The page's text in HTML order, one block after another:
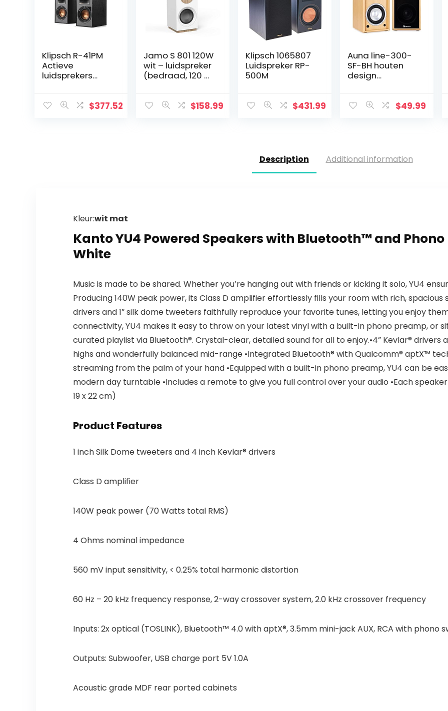
Klipsch R-41PM
Actieve
luidsprekers
$377.52
Jamo S 801 120W
wit – luidspreker
(bedraad, 120 W,
$158.99
Klipsch 1065807
Luidspreker RP-
500M
$431.99
Auna line-300-
SF-BH houten
design
home cinema
$49.99
Description Additional information
Kleur:wit mat
Kanto YU4 Powered Speakers with Bluetooth™ and
White
Music is made to be shared. Whether you’re hanging out with friends or kicking it solo, YU4
Producing 140W peak power, its Class D amplifier effortlessly fills your room with rich, spacious
drivers and 1” silk dome tweeters faithfully reproduce your favorite tunes, letting you enjoy
connectivity, YU4 makes it easy to throw on your latest vinyl with a built-in phono preamp, or
curated playlist via Bluetooth®. Crystal-clear, detailed sound for all to enjoy.•4” Kevlar® drivers
highs and wonderfully balanced mid-range •Integrated Bluetooth® with Qualcomm® aptX™
streaming from the palm of your hand •Equipped with a built-in phono preamp, YU4 can be
modern day turntable •Includes a remote to give you full control over your audio •Each speaker
19 x 22 cm)
Product Features
1 inch Silk Dome tweeters and 4 inch Kevlar® drivers
Class D amplifier
140W peak power (70 Watts total RMS)
4 Ohms nominal impedance
560 mV input sensitivity, < 0.25% total harmonic distortion
60 Hz – 20 kHz frequency response, 2-way crossover system, 2.0 kHz crossover frequency
Inputs: 2x optical (TOSLINK), Bluetooth™ 4.0 with aptX®, 3.5mm mini-jack AUX, RCA with phono
Outputs: Subwoofer, USB charge port 5V 1.0A
Acoustic grade MDF rear ported cabinets